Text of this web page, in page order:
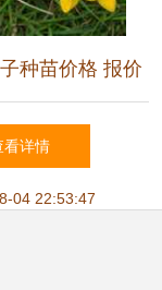
种苗价格 报价
苗批发 种子网
看详情
04 22:53:47